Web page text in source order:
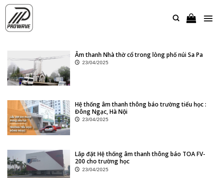
Bỏ
nội
Âm thanh Nhà thờ cổ trong lòng phố núi Sa Pa
23/04/2025
Hệ thống âm thanh thông báo trường tiểu học :
Đông Ngạc, Hà Nội
23/04/2025
Lắp đặt Hệ thống âm thanh thông báo TOA FV-
200 cho trường học
23/04/2025